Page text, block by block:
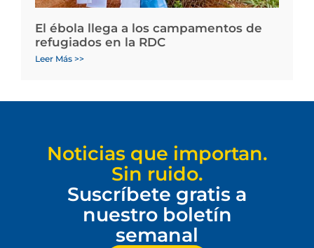
El ébola llega a los campamentos de
refugiados en la RDC
Leer Más >>
Noticias que importan.
Sin ruido.
Suscríbete gratis a
nuestro boletín
semanal